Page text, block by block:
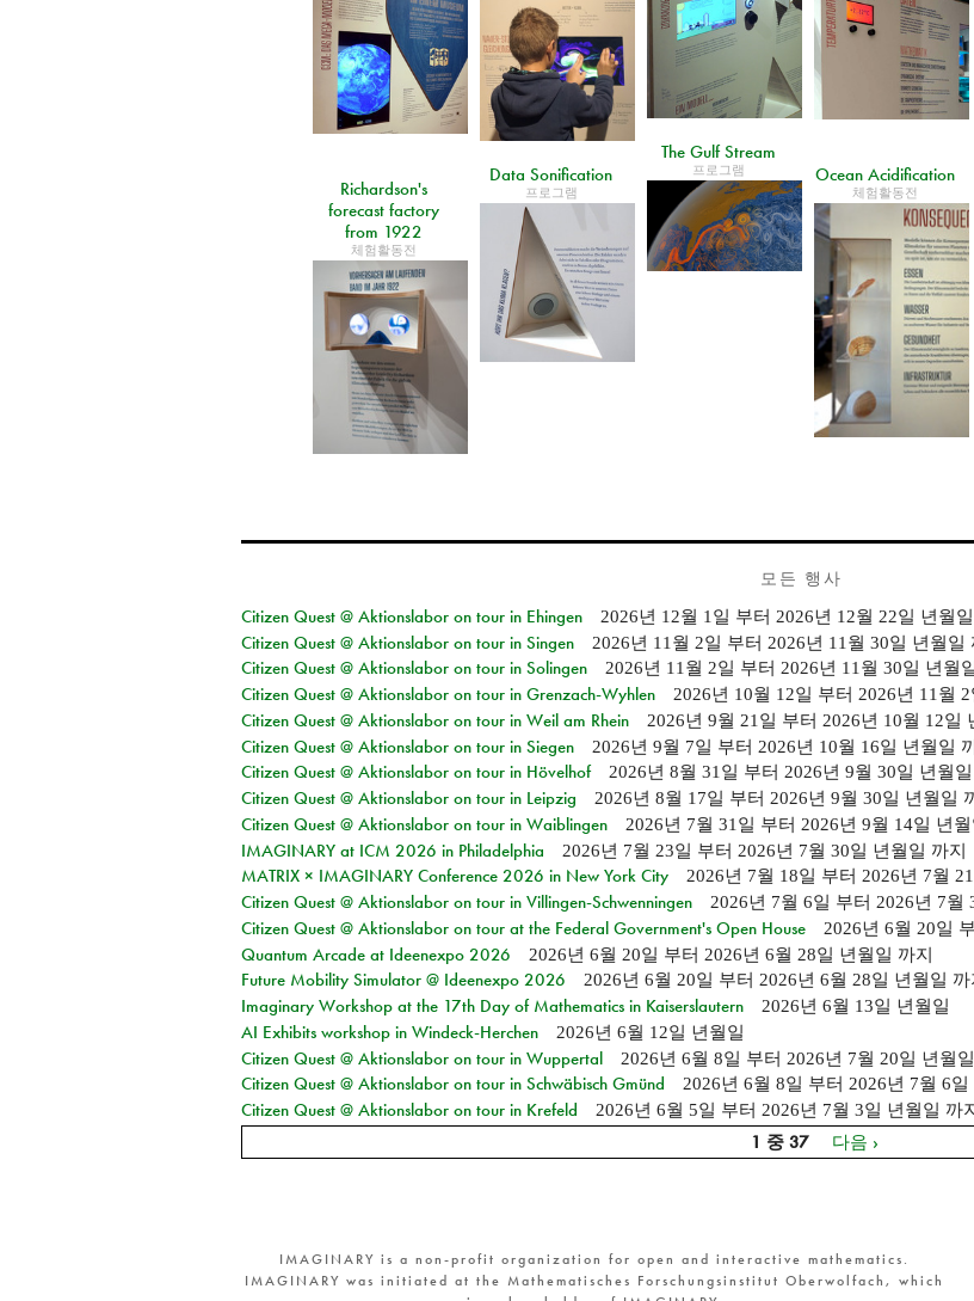
The Gulf Stream
프로그램
Data Sonification
프로그램
Ocean Acidification
체험활동전
Richardson's
forecast factory
from 1922
체험활동전
모든 행사
Citizen Quest @ Aktionslabor on tour in Ehingen
2026년 12월 1일 부터 2026년 12월 22일 년월일
Citizen Quest @ Aktionslabor on tour in Singen 2026년 11월 2일 부터 2026년 11월 30일 년월일
Citizen Quest @ Aktionslabor on tour in Solingen 2026년 11월 2일 부터 2026년 11월 30일 년월
Citizen Quest @ Aktionslabor on tour in Grenzach-Wyhlen 2026년 10월 12일 부터 2026년 11월
Citizen Quest @ Aktionslabor on tour in Weil am Rhein 2026년 9월 21일 부터 2026년 10월 12일
Citizen Quest @ Aktionslabor on tour in Siegen 2026년 9월 7일 부터 2026년 10월 16일 년월일
Citizen Quest @ Aktionslabor on tour in Hövelhof 2026년 8월 31일 부터 2026년 9월 30일 년월일
Citizen Quest @ Aktionslabor on tour in Leipzig 2026년 8월 17일 부터 2026년 9월 30일 년월일
Citizen Quest @ Aktionslabor on tour in Waiblingen 2026년 7월 31일 부터 2026년 9월 14일 년월
IMAGINARY at ICM 2026 in Philadelphia 2026년 7월 23일 부터 2026년 7월 30일 년월일 까지
MATRIX × IMAGINARY Conference 2026 in New York City 2026년 7월 18일 부터 2026년 7월
Citizen Quest @ Aktionslabor on tour in Villingen-Schwenningen 2026년 7월 6일 부터 2026년 7월
Citizen Quest @ Aktionslabor on tour at the Federal Government's Open House 2026년 6월 20일
Quantum Arcade at Ideenexpo 2026 2026년 6월 20일 부터 2026년 6월 28일 년월일 까지
Future Mobility Simulator @ Ideenexpo 2026 2026년 6월 20일 부터 2026년 6월 28일 년월일 까
Imaginary Workshop at the 17th Day of Mathematics in Kaiserslautern 2026년 6월 13일 년월일
AI Exhibits workshop in Windeck-Herchen 2026년 6월 12일 년월일
Citizen Quest @ Aktionslabor on tour in Wuppertal 2026년 6월 8일 부터 2026년 7월 20일 년월일
Citizen Quest @ Aktionslabor on tour in Schwäbisch Gmünd 2026년 6월 8일 부터 2026년 7월 6일
Citizen Quest @ Aktionslabor on tour in Krefeld 2026년 6월 5일 부터 2026년 7월 3일 년월일 까지
1 중 37 다음 ›
IMAGINARY is a non-profit organization for open and interactive mathematics.
IMAGINARY was initiated at the Mathematisches Forschungsinstitut Oberwolfach, which